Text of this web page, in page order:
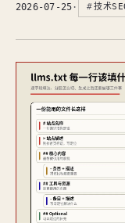
2026-07-25 · 技术